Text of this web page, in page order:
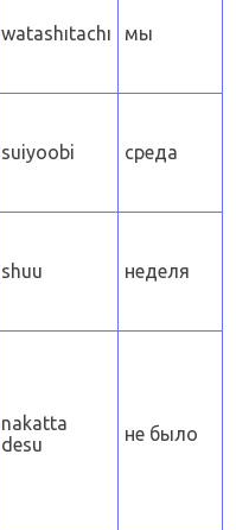
watashıtachı мы
suiyoobi среда
shuu неделя
nakatta
desu
не было